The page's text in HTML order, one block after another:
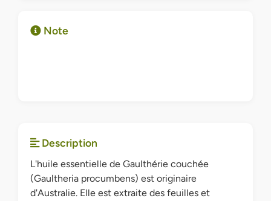
Note
Description
L'huile essentielle de Gaulthérie couchée
(Gaultheria procumbens) est originaire
d'Australie. Elle est extraite des feuilles et